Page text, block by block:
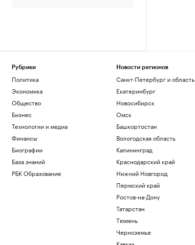
Рубрики
Политика
Экономика
Общество
Бизнес
Технологии и медиа
Финансы
Биографии
База знаний
РБК Образование
Новости регионов
Санкт-Петербург и область
Екатеринбург
Новосибирск
Омск
Башкортостан
Вологодская область
Калининград
Краснодарский край
Нижний Новгород
Пермский край
Ростов-на-Дону
Татарстан
Тюмень
Черноземье